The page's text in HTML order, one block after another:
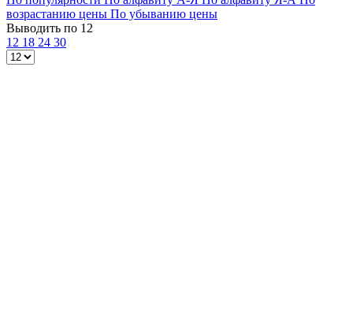
возрастанию цены По убыванию цены
Выводить по 12
12 18 24 30